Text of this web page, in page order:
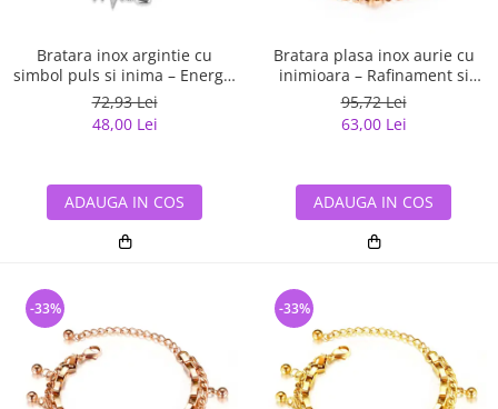
Bratara inox argintie cu
simbol puls si inima – Energie
si emotie pura
72,93 Lei
48,00 Lei
ADAUGA IN COS
Bratara plasa inox aurie cu
inimioara – Rafinament si
feminitate moderna
95,72 Lei
63,00 Lei
ADAUGA IN COS
-33% -33%